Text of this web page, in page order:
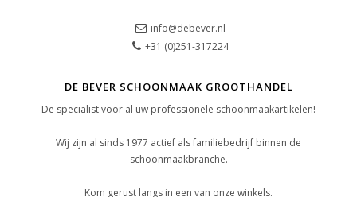
info@debever.nl
+31 (0)251-317224
DE BEVER SCHOONMAAK GROOTHANDEL
De specialist voor al uw professionele schoonmaakartikelen!
Wij zijn al sinds 1977 actief als familiebedrijf binnen de
schoonmaakbranche.
Kom gerust langs in een van onze winkels.